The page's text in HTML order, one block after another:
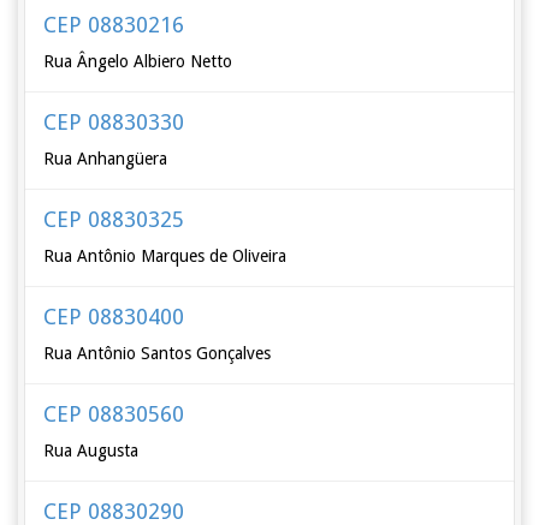
CEP 08830216
Rua Ângelo Albiero Netto
CEP 08830330
Rua Anhangüera
CEP 08830325
Rua Antônio Marques de Oliveira
CEP 08830400
Rua Antônio Santos Gonçalves
CEP 08830560
Rua Augusta
CEP 08830290